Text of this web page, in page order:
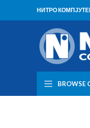
НИТРО
BROWSE